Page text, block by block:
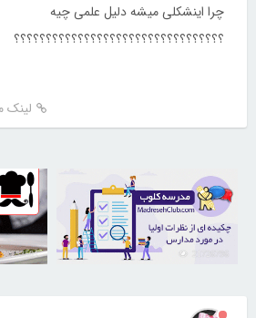
چرا اینشکلی میشه دلیل علمی چیه
؟؟؟؟؟؟؟؟؟؟؟؟؟؟؟؟؟؟؟؟؟؟؟؟؟؟؟؟؟؟؟؟؟
لینک
30253501